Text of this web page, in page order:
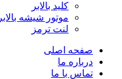
کلید بالابر
موتور شیشه بالابر
لنت ترمز
صفحه اصلی
درباره ما
تماس با ما